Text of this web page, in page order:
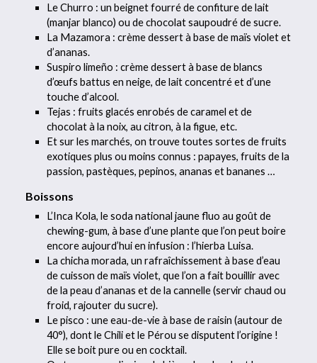
Le Churro : un beignet fourré de confiture de lait
(manjar blanco) ou de chocolat saupoudré de sucre.
La Mazamora : crème dessert à base de maïs violet et
d’ananas.
Suspiro limeño : crème dessert à base de blancs
d’œufs battus en neige, de lait concentré et d’une
touche d’alcool.
Tejas : fruits glacés enrobés de caramel et de
chocolat à la noix, au citron, à la figue, etc.
Et sur les marchés, on trouve toutes sortes de fruits
exotiques plus ou moins connus : papayes, fruits de la
passion, pastèques, pepinos, ananas et bananes …
Boissons
L’Inca Kola, le soda national jaune fluo au goût de
chewing-gum, à base d’une plante que l’on peut boire
encore aujourd’hui en infusion : l’hierba Luisa.
La chicha morada, un rafraîchissement à base d’eau
de cuisson de maïs violet, que l’on a fait bouillir avec
de la peau d’ananas et de la cannelle (servir chaud ou
froid, rajouter du sucre).
Le pisco : une eau-de-vie à base de raisin (autour de
40°), dont le Chili et le Pérou se disputent l’origine !
Elle se boit pure ou en cocktail.